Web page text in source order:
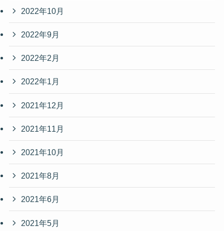
2022年10月
2022年9月
2022年2月
2022年1月
2021年12月
2021年11月
2021年10月
2021年8月
2021年6月
2021年5月